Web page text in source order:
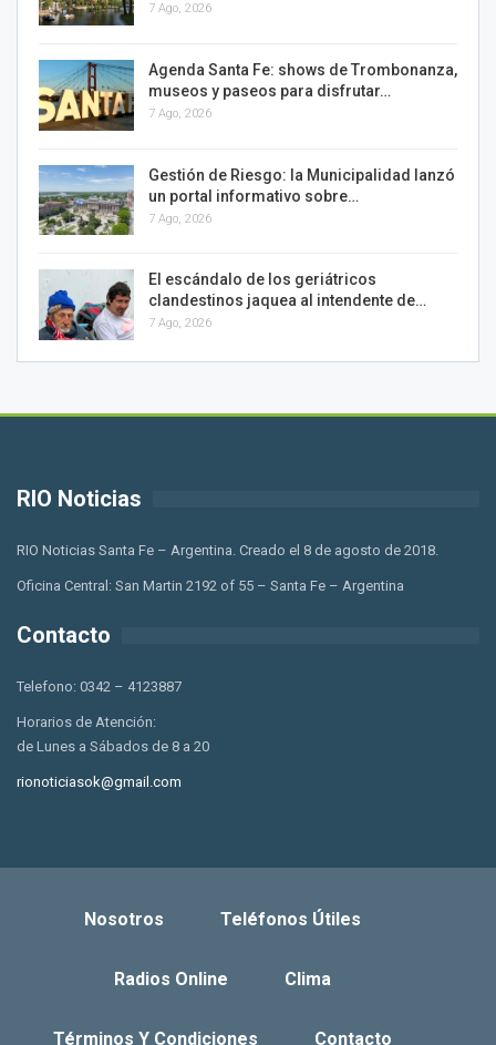
7 Ago, 2026
Agenda Santa Fe: shows de Trombonanza,
museos y paseos para disfrutar…
7 Ago, 2026
Gestión de Riesgo: la Municipalidad lanzó
un portal informativo sobre…
7 Ago, 2026
El escándalo de los geriátricos
clandestinos jaquea al intendente de…
7 Ago, 2026
RIO Noticias
RIO Noticias Santa Fe – Argentina. Creado el 8 de agosto de 2018.
Oficina Central: San Martin 2192 of 55 – Santa Fe – Argentina
Contacto
Telefono: 0342 – 4123887
Horarios de Atención:
de Lunes a Sábados de 8 a 20
rionoticiasok@gmail.com
Nosotros Teléfonos Útiles
Radios Online Clima
Términos Y Condiciones Contacto